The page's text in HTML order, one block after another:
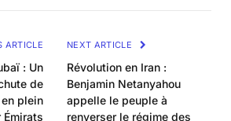
ARTICLE
: Un
de
plein
NEXT ARTICLE
Révolution en Iran :
Benjamin Netanyahou
appelle le peuple à
renverser le régime des